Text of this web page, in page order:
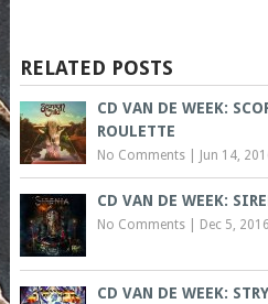
RELATED POSTS
CD VAN DE WEEK:
ROULETTE
No Comments| Jun 14,
CD VAN DE WEEK:
No Comments| Dec 5, 2016
CD VAN DE WEEK: